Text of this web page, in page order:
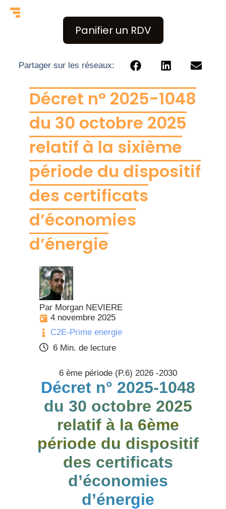
Panifier un RDV
Partager sur les réseaux:
Décret n° 2025-1048
du 30 octobre 2025
relatif à la sixième
période du dispositif
des certificats
d’économies
d’énergie
Par Morgan NEVIERE
4 novembre 2025
C2E-Prime energie
6 Min. de lecture
6 ème période (P.6) 2026 -2030
Décret n° 2025-1048
du 30 octobre 2025
relatif à la 6ème
période du dispositif
des certificats
d’économies
d’énergie